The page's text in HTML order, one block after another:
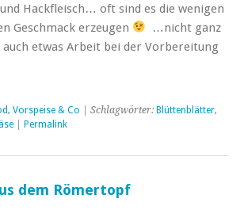
Hackfleisch… oft sind es die wenigen
Geschmack erzeugen
…nicht ganz
auch etwas Arbeit bei der Vorbereitung
, Vorspeise & Co | Schlagwörter: Blüttenblätter,
Permalink
dem Römertopf